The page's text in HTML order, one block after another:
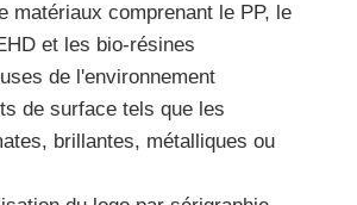
matériaux comprenant le PP, le
et les bio-résines
de l'environnement
de surface tels que les
brillantes, métalliques ou